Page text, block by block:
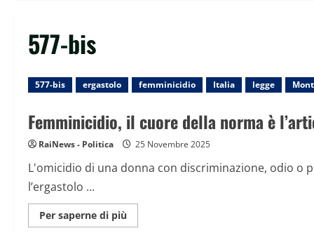
577-bis
577-bis ergastolo femminicidio Italia legge
Femminicidio, il cuore della norma è
RaiNews - Politica 25 Novembre 2025
L'omicidio di una donna con discriminazione, odio o
l’ergastolo ...
Per saperne di più
informazioni